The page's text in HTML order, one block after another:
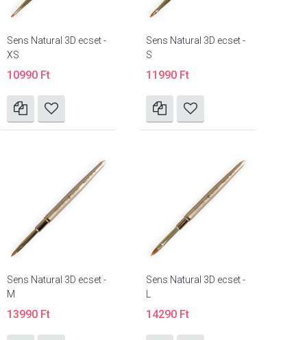
Sens Natural 3D ecset -
XS
10990 Ft
Sens Natural 3D ecset -
S
11990 Ft
Sens Natural 3D ecset -
M
13990 Ft
Sens Natural 3D ecset -
L
14290 Ft